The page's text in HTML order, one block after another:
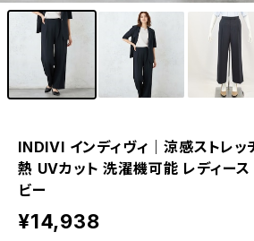
INDIVI インディヴィ｜涼感ストレ
熱 UVカット 洗濯機可能 レディー
ビー
¥14,938